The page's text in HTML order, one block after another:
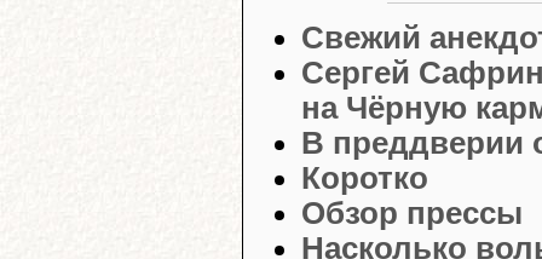
Свежий
Сергей
на Чёрную
В преддверии
Коротко
Обзор прессы
Насколько